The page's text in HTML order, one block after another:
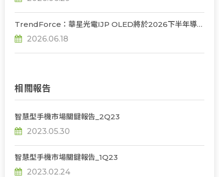
TrendForce：華星光電IJP OLED將於2026下半年導入
品牌監視器及筆電產品，韓系主導格局迎來挑戰
2026.06.18
相關報告
智慧型手機市場關鍵報告_2Q23
2023.05.30
智慧型手機市場關鍵報告_1Q23
2023.02.24